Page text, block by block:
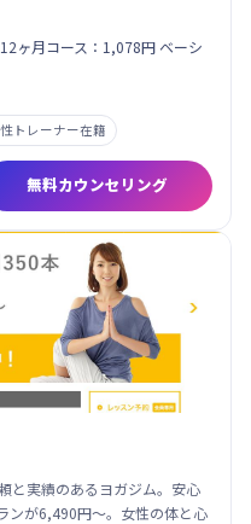
ヶ月コース：1,078円 ベーシ
トレーナー在籍
無料カウンセリング
と実績のあるヨガジム。安心
ンが6,490円〜。女性の体と心